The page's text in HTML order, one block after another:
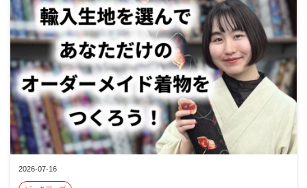
2026-07-16